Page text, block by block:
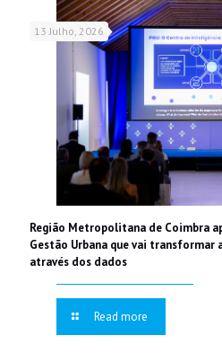
13 Julho, 2026
Região Metropolitana de Coimbra
Gestão Urbana que vai
através dos dados
Read more